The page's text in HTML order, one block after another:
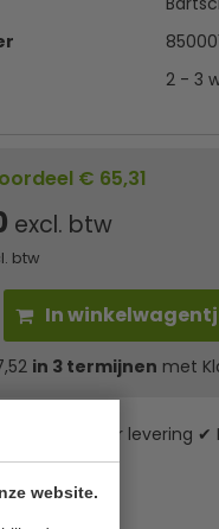
website.
2 - 3
€ 65,31
excl. btw
btw
In
in 3 termijnen met
✔ 24 uur levering ✔